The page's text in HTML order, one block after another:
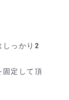
っかり2
定して頂